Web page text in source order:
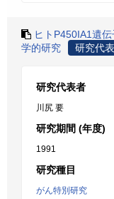
ヒトP450IA1遺
学的研究
研究代
研究代表者
川尻 要
研究期間 (年度)
1991
研究種目
がん特別研究